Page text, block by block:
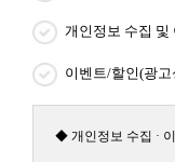
개인정보 수집 및
이벤트/할인(광
◆ 개인정보 수집 ·